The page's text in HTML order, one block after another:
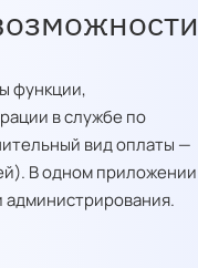
функции,
в службе по
вид оплаты —
В одном приложении
администрирования.